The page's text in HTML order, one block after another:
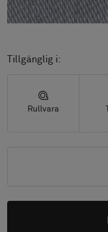
Tillgänglig i:
Rullvara